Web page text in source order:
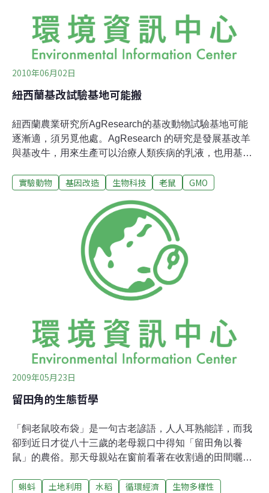
2010年06月02日
紐西蘭基改試驗基地可能搬
紐西蘭農業研究所AgResearch的基改動物試驗基地可能
逐漸適，須另覓他處。AgResearch 的研究是發展基改羊
與基改牛，用來生產可以治療人類疾病的乳液，也用基改
改造動物開發與商業化計畫的申請，申請書有四部份，分
發、進口以及商業化。紐西蘭GE-Free團體為要求環境風
險管理機關ERMA撤銷開發基因改造動物的申請，並且告
到到法院。ERMA已經否決該項申請，認為所進行的動物
種類太廣泛，無法評估。AgResearch可能會修正重新申
請，僅進行牛、綿羊、山羊與老鼠的基改試驗。但是原來
45公頃的試驗基地Ruakura外圍人口快速增加，使得基地
價格高漲，原住民可能會要回土地。訊息來源：Farmers
實驗動物 基因改造 生物科技 老鼠 GMO
2009年05月23日
留田角的生態哲學
「飼老鼠咬布袋」是一句古老諺語，人人耳熟能詳，而我
卻到近日才從八十三歲的老母親口中得知「留田角以養
鼠」的農俗。那天母親站在窗前看著在收割過的田間曬太
捉田鼠為生吧？母親卻忽有所感，說現在人割稻，田裡收
蝌蚪 土地利用 水稻 循環經濟
生物多樣性